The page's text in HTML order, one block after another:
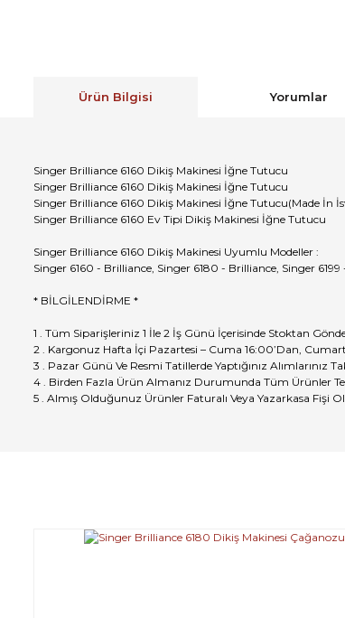
Ürün Bilgisi Yorumlar
Singer Brilliance 6160 Dikiş Makinesi İğne Tutucu
Singer Brilliance 6160 Dikiş Makinesi İğne Tutucu
Singer Brilliance 6160 Dikiş Makinesi İğne Tutucu(Made İn
Singer Brilliance 6160 Ev Tipi Dikiş Makinesi İğne Tutucu
Singer Brilliance 6160 Dikiş Makinesi Uyumlu Modeller :
Singer 6160 - Brilliance, Singer 6180 - Brilliance, Singer
* BİLGİLENDİRME *
1 . Tüm Siparişleriniz 1 İle 2 İş Günü İçerisinde Stoktan
2 . Kargonuz Hafta İçi Pazartesi – Cuma 16:00’Dan,
3 . Pazar Günü Ve Resmi Tatillerde Yaptığınız Alımlarınız
4 . Birden Fazla Ürün Almanız Durumunda Tüm Ürünler
5 . Almış Olduğunuz Ürünler Faturalı Veya Yazarkasa Fişi